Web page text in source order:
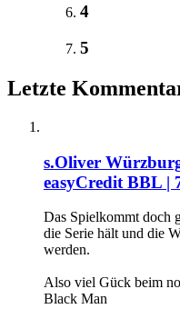
4
5
Letzte
s.Oliver
easyCredit BBL |
Das Spielkommt doch
die Serie hält und die
werden.
Also viel Gück beim
Black Man